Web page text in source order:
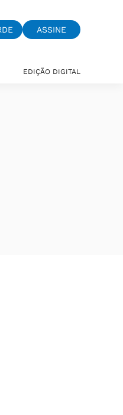
ASSINE
EDIÇÃO DIGITAL